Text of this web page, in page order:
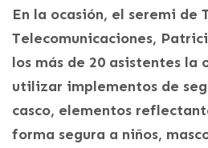
En la ocasión, el seremi de
Telecomunicaciones,
los más de 20 asistentes
utilizar implementos de
casco, elementos
forma segura a niños,